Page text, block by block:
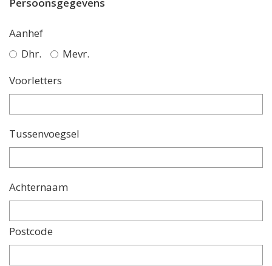
Persoonsgegevens
Aanhef
Dhr.
Mevr.
Voorletters
Tussenvoegsel
Achternaam
Postcode